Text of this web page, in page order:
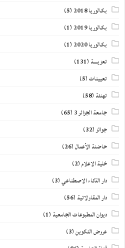
بكالوريا 2018
(5)
بكالوريا 2019
(1)
بكالوريا 2020
(1)
تعزيــــة (131)
تعيينات(5)
تهنئة (58)
جامعة الجزائر 3 (65)
جوائز(32)
حاضنة الأعمال(26)
خلية الاعلام(2)
دار الذكاء الاصطناعي(3)
دار المقاولاتية (56)
ديوان المطبوعات الجامعية (1)
عروض التكوين(3)